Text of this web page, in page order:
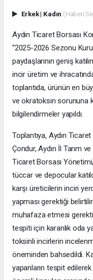
Erkek| Kadın (Haberi
Aydın Ticaret Borsası
“2025-2026 Sezonu
paydaşlarının geniş
incir üretim ve
toplantıda, ürünün en
ve okratoksin sorununa
bilgilendirmeler yapıldı.
Toplantıya, Aydın
Çondur, Aydın İl Tarım
Ticaret Borsası
tüccar ve depocular
karşı üreticilerin inciri
yapması gerektiği
muhafaza etmesi
tespiti için karanlık oda
toksinli incirlerin
öneminden bahsedildi.
yapanların tespit